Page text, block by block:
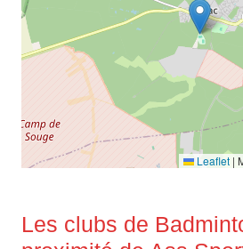
Leaflet |
Les clubs de